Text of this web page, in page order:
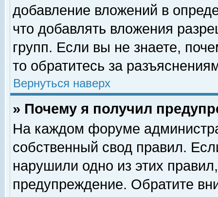
добавление вложений в
что добавлять вложения
групп. Если вы не знаете,
то обратитесь за
Вернуться наверх
» Почему я получил
На каждом форуме
собственный свод правил.
нарушили одно из этих
предупреждение. Обратите